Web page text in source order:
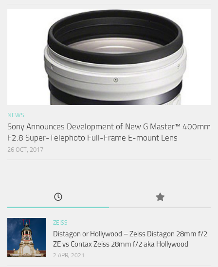
NEWS
Sony Announces Development of New G Master™ 400mm
F2.8 Super-Telephoto Full-Frame E-mount Lens
26 OCT, 2017
ZEISS
Distagon or Hollywood – Zeiss Distagon 28mm f/2
ZE vs Contax Zeiss 28mm f/2 aka Hollywood
2 APR, 2021